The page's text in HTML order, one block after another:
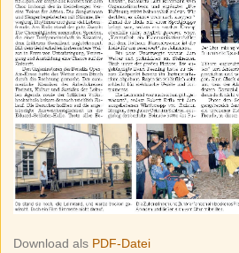
Download als PDF-Datei